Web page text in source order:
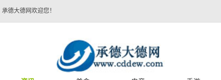
承德大德网欢迎您！